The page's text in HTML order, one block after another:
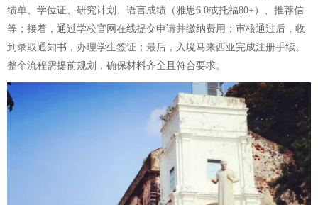
绩单、学位证、研究计划、语言成绩（雅思6.0或托福80+）、推荐信
等；接着，通过学校官网在线提交申请并缴纳费用；审核通过后，收
到录取通知书，办理学生签证；最后，入境马来西亚完成注册手续。
整个流程需提前规划，确保材料齐全且符合要求。